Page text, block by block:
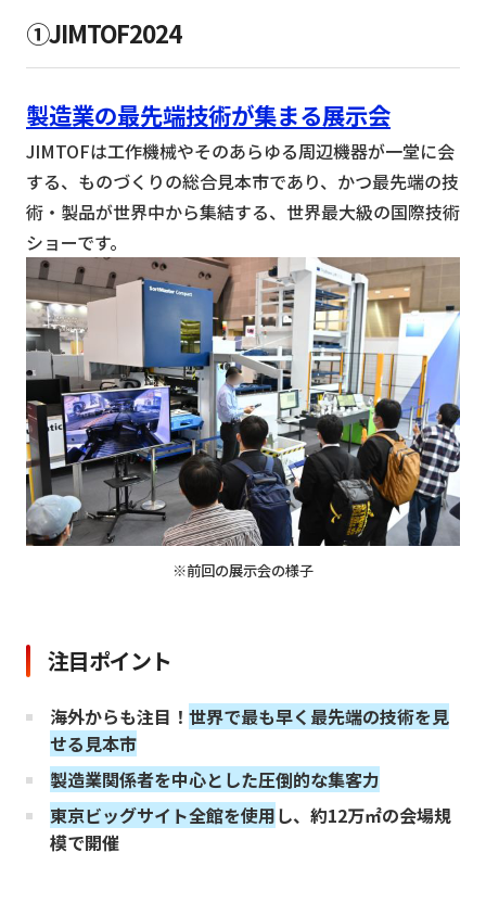
①JIMTOF2024
製造業の最先端技術が集まる展示会
JIMTOFは工作機械やそのあらゆる周辺機器が一堂に会
する、ものづくりの総合見本市であり、かつ最先端の技
術・製品が世界中から集結する、世界最大級の国際技術
ショーです。
※前回の展示会の様子
注目ポイント
海外からも注目！ 世界で最も早く最先端の技術を見
せる見本市
製造業関係者を中心とした圧倒的な集客力
東京ビッグサイト全館を使用し、約12万㎡の会場規
模で開催